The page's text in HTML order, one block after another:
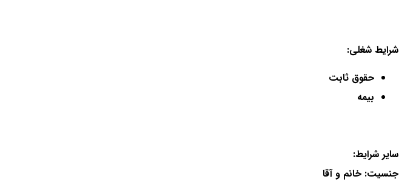
شرایط شغلی:
حقوق ثابت
بیمه
سایر شرایط:
جنسیت: خانم و آقا